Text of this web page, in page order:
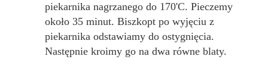
piekarnika nagrzanego do 170'C. Pieczemy
około 35 minut. Biszkopt po wyjęciu z
piekarnika odstawiamy do ostygnięcia.
Następnie kroimy go na dwa równe blaty.